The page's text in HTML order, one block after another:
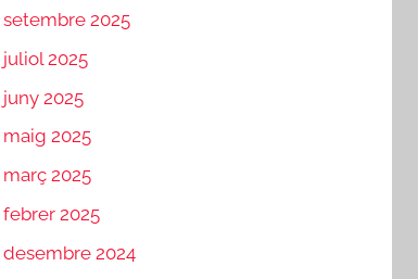
setembre 2025
juliol 2025
juny 2025
maig 2025
març 2025
febrer 2025
desembre 2024